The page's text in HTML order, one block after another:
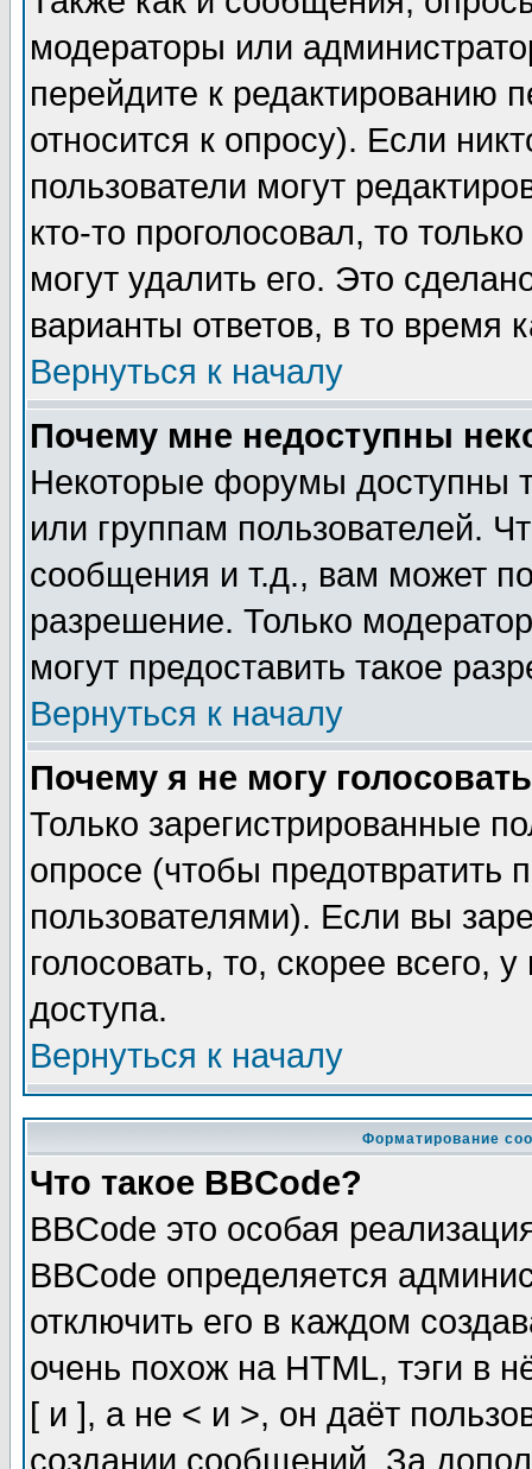
модераторы или
перейдите к редактированию
относится к опросу). Если
пользователи могут
кто-то проголосовал, то
могут удалить его. Это
варианты ответов, в то время
Вернуться к началу
Почему мне недоступны
Некоторые форумы доступны
или группам пользователей.
сообщения и т.д., вам может
разрешение. Только
могут предоставить такое
Вернуться к началу
Почему я не могу
Только зарегистрированные
опросе (чтобы предотвратить
пользователями). Если вы
голосовать, то, скорее всего,
доступа.
Вернуться к началу
Форматирование
Что такое BBCode?
BBCode это особая
BBCode определяется
отключить его в каждом
очень похож на HTML, тэги в
[ и ], а не < и >, он даёт
создании сообщений. За